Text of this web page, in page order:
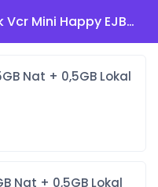
Harga ctk massal Tri Cetak Vcr Mini Happy EJBN